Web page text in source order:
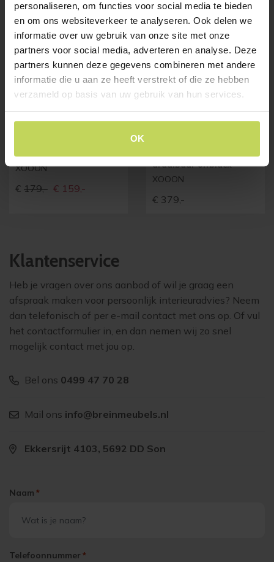
personaliseren, om functies voor social media te bieden
en om ons websiteverkeer te analyseren. Ook delen we
informatie over uw gebruik van onze site met onze
partners voor social media, adverteren en analyse. Deze
partners kunnen deze gegevens combineren met andere
informatie die u aan ze heeft verstrekt of die ze hebben
verzameld op basis van uw gebruik van hun services.
OK
SALE
XOOON
€ 179,- Oorspronkelijke
€ 159,-
draaibaar offblack
XOOON
€ 379,-
Klantenservice
Heb je vragen over ons aanbod of wil je graag een
afspraak maken voor persoonlijk interieuradvies? Neem
dan telefonisch of per e-mail contact met ons op. Of vul
het contactformulier in, en dan nemen wij zo snel
mogelijk contact met jou op.
Bel ons 0499 47 70 28
Mail ons info@breinmeubels.nl
Ekkersrijt 4103, 5692 DD Son
Naam *
Telefoonnummer *